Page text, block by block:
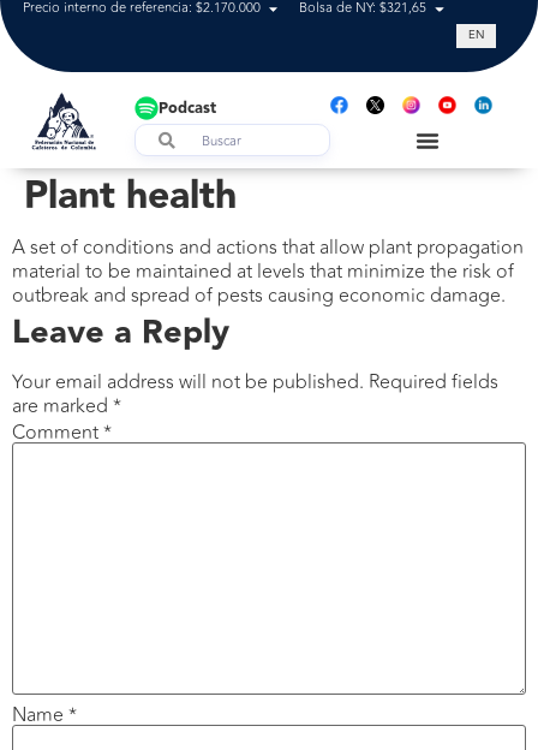
Precio interno de referencia: $2.170.000 Bolsa de NY: $321,65 Tasa de
EN
Podcast
Plant health
A set of conditions and actions that allow plant propagation
material to be maintained at levels that minimize the risk of
outbreak and spread of pests causing economic damage.
Leave a Reply
Your email address will not be published. Required fields
are marked *
Comment*
Name *